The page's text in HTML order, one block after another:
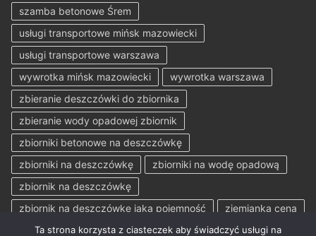
szamba betonowe Śrem
usługi transportowe mińsk mazowiecki
usługi transportowe warszawa
wywrotka mińsk mazowiecki
wywrotka warszawa
zbieranie deszczówki do zbiornika
zbieranie wody opadowej zbiornik
zbiorniki betonowe na deszczówkę
zbiorniki na deszczówkę
zbiorniki na wodę opadową
zbiornik na deszczówkę
zbiornik na deszczówkę jaka pojemność
ziemianka cena
Ta strona korzysta z ciasteczek aby świadczyć usługi na